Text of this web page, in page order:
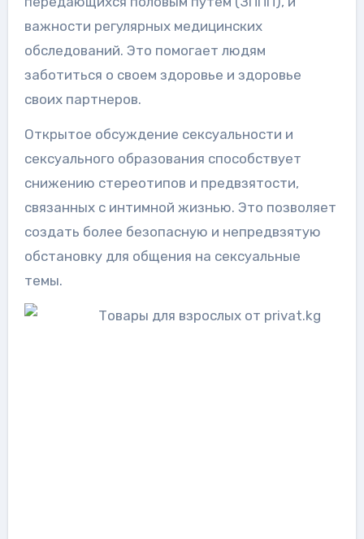
важности регулярных медицинских
обследований. Это помогает людям
заботиться о своем здоровье и здоровье
своих партнеров.
Открытое обсуждение сексуальности и
сексуального образования способствует
снижению стереотипов и предвзятости,
связанных с интимной жизнью. Это позволяет
создать более безопасную и непредвзятую
обстановку для общения на сексуальные
темы.